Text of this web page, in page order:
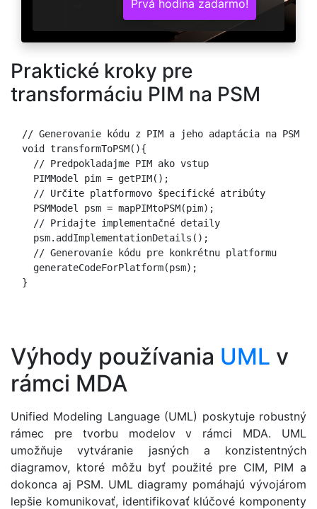
Prvá hodina zadarmo!
Praktické kroky pre
transformáciu PIM na PSM
  // Generovanie kódu z PIM a jeho adaptácia na PSM
  void transformToPSM(){
    // Predpokladajme PIM ako vstup
    PIMModel pim = getPIM();
    // Určite platformovo špecifické atribúty
    PSMModel psm = mapPIMtoPSM(pim);
    // Pridajte implementačné detaily
    psm.addImplementationDetails();
    // Generovanie kódu pre konkrétnu platformu
    generateCodeForPlatform(psm);
  }
Výhody používania UML v
rámci MDA
Unified Modeling Language (UML) poskytuje robustný
rámec pre tvorbu modelov v rámci MDA. UML
umožňuje vytváranie jasných a konzistentných
diagramov, ktoré môžu byť použité pre CIM, PIM a
dokonca aj PSM. UML diagramy pomáhajú vývojárom
lepšie komunikovať, identifikovať klúčové komponenty